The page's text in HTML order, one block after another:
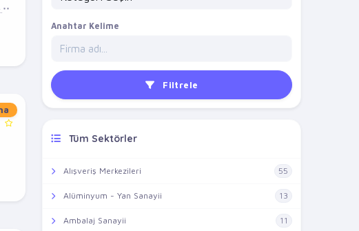
Anahtar Kelime
Filtrele
Tüm Sektörler
Alışveriş Merkezileri 55
Alüminyum - Yan Sanayii 13
Ambalaj Sanayii 11